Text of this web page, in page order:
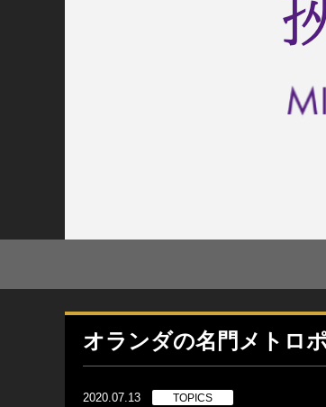
オランダの名門メトロ
2020.07.13 TOPICS